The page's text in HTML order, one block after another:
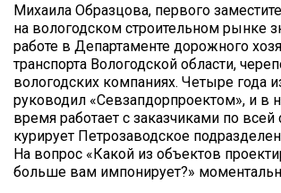
Михаила Образцова, первого
на вологодском строительном рынке
работе в Департаменте дорожного
транспорта Вологодской области,
вологодских компаниях. Четыре года
руководил «Севзапдорпроектом», и в
время работает с заказчиками по всей
курирует Петрозаводское
На вопрос «Какой из объектов
больше вам импонирует?»